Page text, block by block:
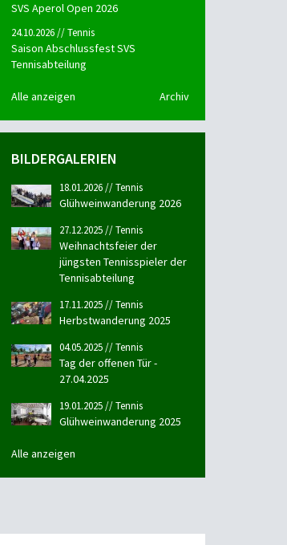
SVS Aperol Open 2026
24.10.2026 // Tennis
Saison Abschlussfest SVS
Tennisabteilung
Alle anzeigen Archiv
BILDERGALERIEN
18.01.2026 // Tennis
Glühweinwanderung 2026
27.12.2025 // Tennis
Weihnachtsfeier der
jüngsten Tennisspieler der
Tennisabteilung
17.11.2025 // Tennis
Herbstwanderung 2025
04.05.2025 // Tennis
Tag der offenen Tür -
27.04.2025
19.01.2025 // Tennis
Glühweinwanderung 2025
Alle anzeigen